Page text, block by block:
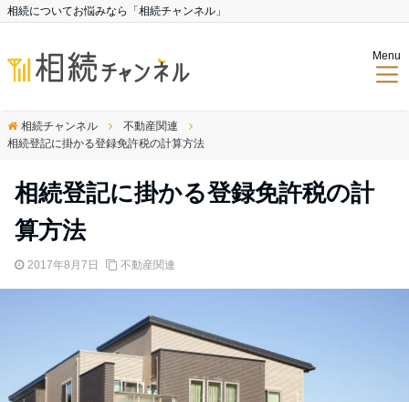
相続についてお悩みなら「相続チャンネル」
Menu
相続チャンネル
不動産関連
相続登記に掛かる登録免許税の計算方法
相続登記に掛かる登録免許税の計
算方法
2017年8月7日 不動産関連